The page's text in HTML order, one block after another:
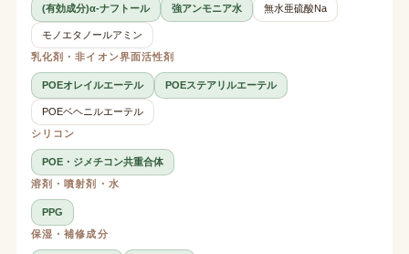
(有効成分)α-ナフトール 強アンモニア水 無水亜硫酸Na
モノエタノールアミン
乳化剤・非イオン界面活性剤
POEオレイルエーテル POEステアリルエーテル
POEベヘニルエーテル
シリコン
POE・ジメチコン共重合体
溶剤・噴射剤・水
PPG
保湿・補修成分